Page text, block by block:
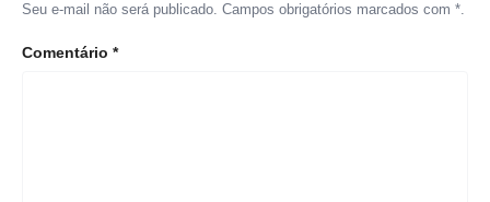
Seu e-mail não será publicado. Campos obrigatórios marcados com *.
Comentário *